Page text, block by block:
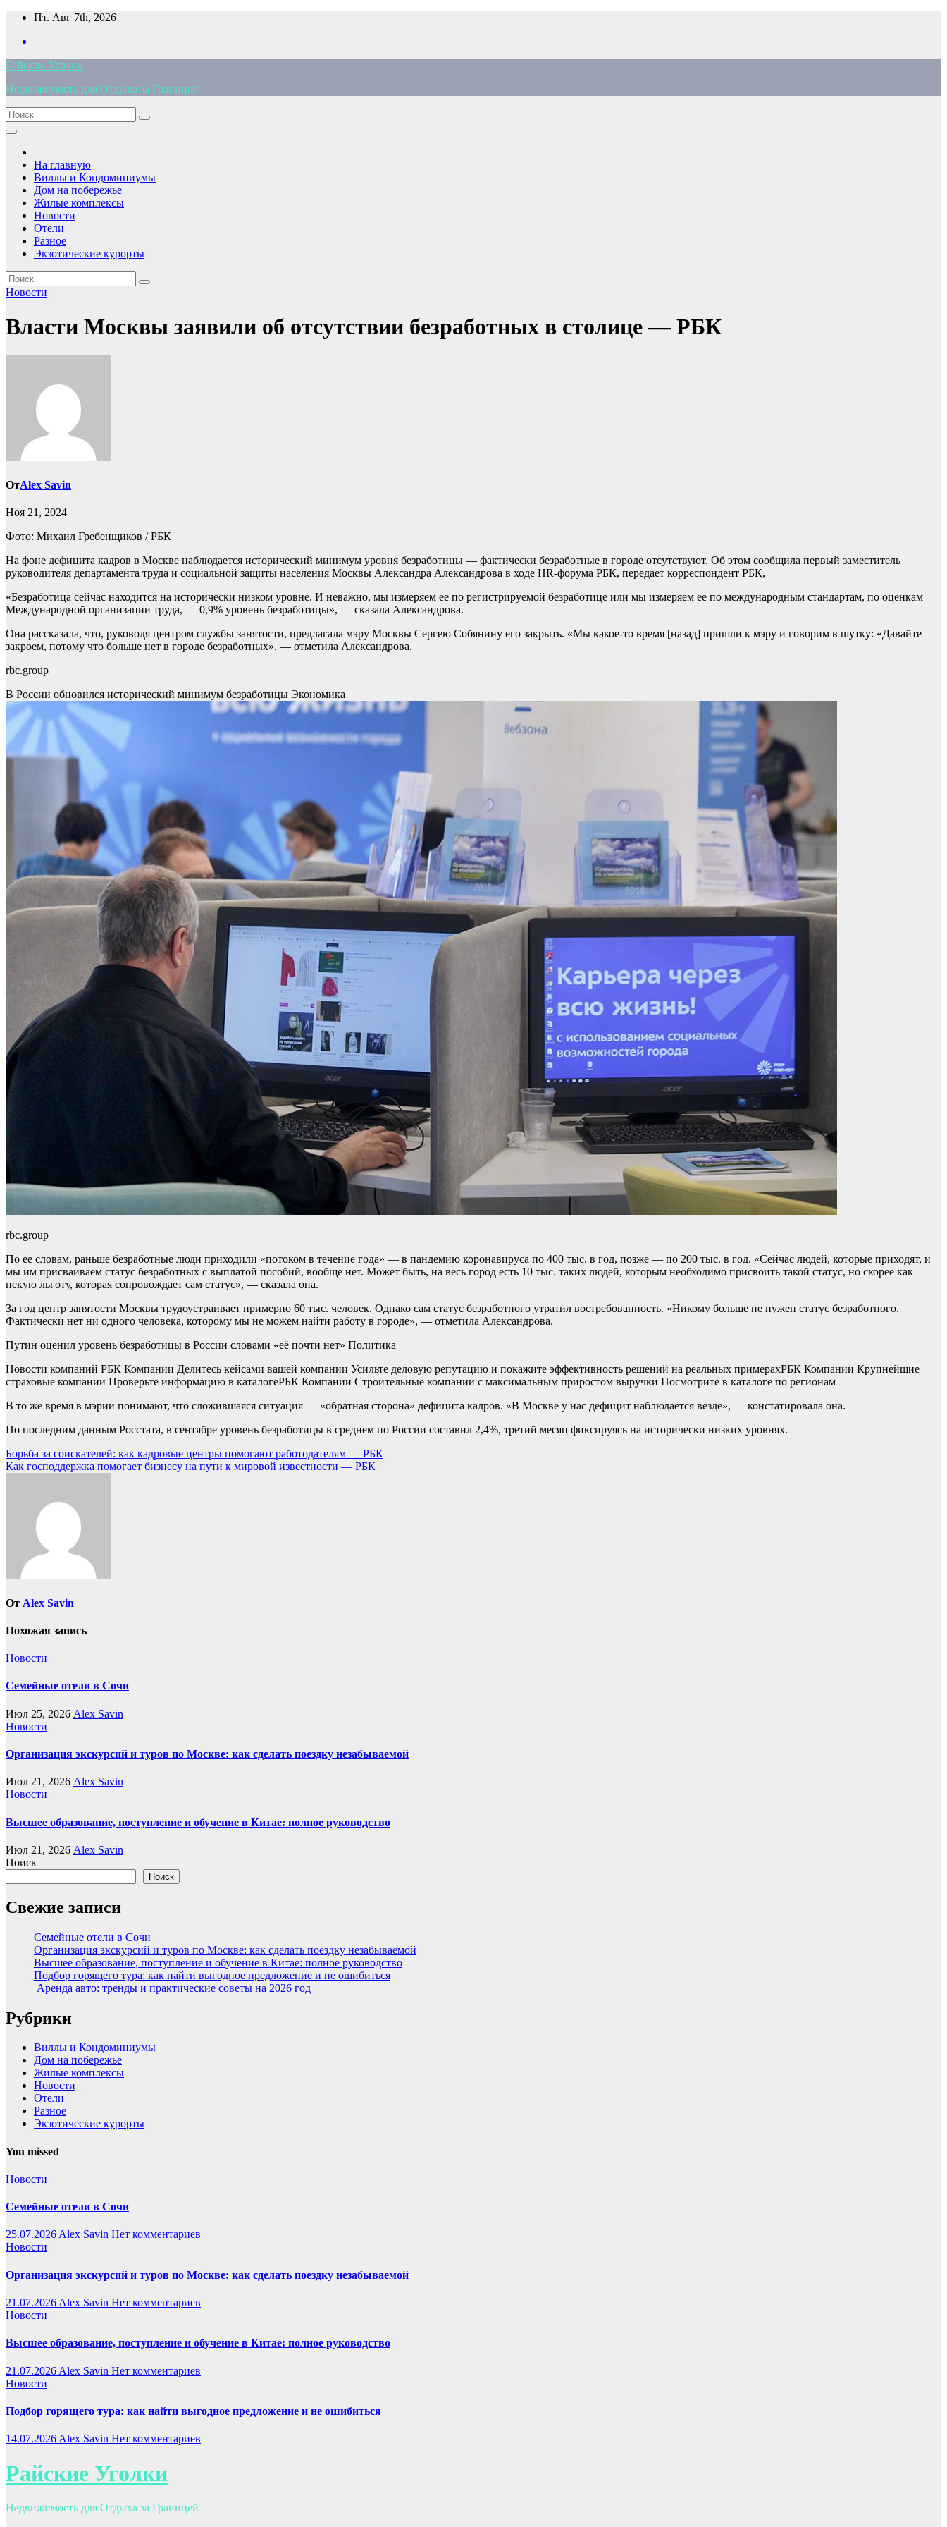
Перейти
содержимому
Пт. Авг 7th, 2026
Райские Уголки
Недвижимость для Отдыха за Границей
На главную
Виллы и Кондоминиумы
Дом на побережье
Жилые комплексы
Новости
Отели
Разное
Экзотические курорты
Новости
Власти Москвы заявили об отсутствии безработных в столице — РБК
ОтAlex Savin
Ноя 21, 2024
Фото: Михаил Гребенщиков / РБК
На фоне дефицита кадров в Москве наблюдается исторический минимум уровня безработицы — фактически безработные в городе отсутствуют. Об этом сообщила первый заместитель
руководителя департамента труда и социальной защиты населения Москвы Александра Александрова в ходе HR-форума РБК, передает корреспондент РБК,
«Безработица сейчас находится на исторически низком уровне. И неважно, мы измеряем ее по регистрируемой безработице или мы измеряем ее по международным стандартам, по оценкам
Международной организации труда, — 0,9% уровень безработицы», — сказала Александрова.
Она рассказала, что, руководя центром службы занятости, предлагала мэру Москвы Сергею Собянину его закрыть. «Мы какое-то время [назад] пришли к мэру и говорим в шутку: «Давайте
закроем, потому что больше нет в городе безработных», — отметила Александрова.
rbc.group
В России обновился исторический минимум безработицы Экономика
rbc.group
По ее словам, раньше безработные люди приходили «потоком в течение года» — в пандемию коронавируса по 400 тыс. в год, позже — по 200 тыс. в год. «Сейчас людей, которые приходят, и
мы им присваиваем статус безработных с выплатой пособий, вообще нет. Может быть, на весь город есть 10 тыс. таких людей, которым необходимо присвоить такой статус, но скорее как
некую льготу, которая сопровождает сам статус», — сказала она.
За год центр занятости Москвы трудоустраивает примерно 60 тыс. человек. Однако сам статус безработного утратил востребованность. «Никому больше не нужен статус безработного.
Фактически нет ни одного человека, которому мы не можем найти работу в городе», — отметила Александрова.
Путин оценил уровень безработицы в России словами «её почти нет» Политика
Новости компаний РБК Компании Делитесь кейсами вашей компании Усильте деловую репутацию и покажите эффективность решений на реальных примерахРБК Компании Крупнейшие
страховые компании Проверьте информацию в каталогеРБК Компании Строительные компании с максимальным приростом выручки Посмотрите в каталоге по регионам
В то же время в мэрии понимают, что сложившаяся ситуация — «обратная сторона» дефицита кадров. «В Москве у нас дефицит наблюдается везде», — констатировала она.
По последним данным Росстата, в сентябре уровень безработицы в среднем по России составил 2,4%, третий месяц фиксируясь на исторически низких уровнях.
Навигация
по
Борьба за соискателей: как кадровые центры помогают работодателям — РБК
Как господдержка помогает бизнесу на пути к мировой известности — РБК
От Alex Savin
Похожая запись
Новости
Семейные отели в Сочи
Июл 25, 2026 Alex Savin
Новости
Организация экскурсий и туров по Москве: как сделать поездку незабываемой
Июл 21, 2026 Alex Savin
Новости
Высшее образование, поступление и обучение в Китае: полное руководство
Июл 21, 2026 Alex Savin
Поиск
Поиск
Свежие записи
Семейные отели в Сочи
Организация экскурсий и туров по Москве: как сделать поездку незабываемой
Высшее образование, поступление и обучение в Китае: полное руководство
Подбор горящего тура: как найти выгодное предложение и не ошибиться
Аренда авто: тренды и практические советы на 2026 год
Рубрики
Виллы и Кондоминиумы
Дом на побережье
Жилые комплексы
Новости
Отели
Разное
Экзотические курорты
You missed
Новости
Семейные отели в Сочи
25.07.2026Alex Savin Нет комментариев
Новости
Организация экскурсий и туров по Москве: как сделать поездку незабываемой
21.07.2026 Alex Savin Нет комментариев
Новости
Высшее образование, поступление и обучение в Китае: полное руководство
21.07.2026 Alex Savin Нет комментариев
Новости
Подбор горящего тура: как найти выгодное предложение и не ошибиться
14.07.2026 Alex Savin Нет комментариев
Райские Уголки
Недвижимость для Отдыха за Границей